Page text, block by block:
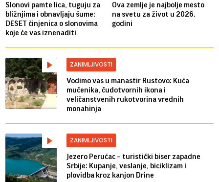
Slonovi pamte lica, tuguju za
bližnjima i obnavljaju šume:
DESET činjenica o slonovima
koje će vas iznenaditi
Ova zemlje je najbolje mesto
na svetu za život u 2026.
godini
ZANIMLJIVOSTI
Vodimo vas u manastir Rustovo: Kuća
mučenika, čudotvornih ikona i
veličanstvenih rukotvorina vrednih
monahinja
ZANIMLJIVOSTI
Jezero Perućac – turistički biser zapadne
Srbije: Kupanje, veslanje, biciklizam i
plovidba kroz kanjon Drine